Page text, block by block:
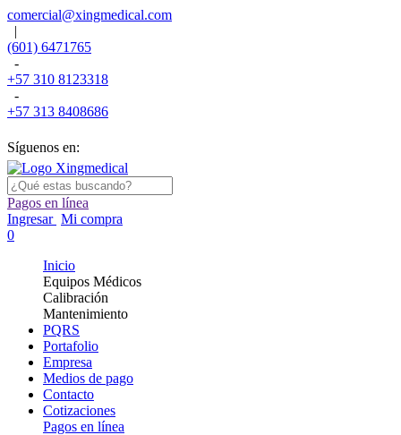
comercial@xingmedical.com
|
(601) 6471765
-
+57 310 8123318
-
+57 313 8408686
Síguenos en:
Pagos en línea
Ingresar Mi compra
0
Inicio
Equipos Médicos
Calibración
Mantenimiento
PQRS
Portafolio
Empresa
Medios de pago
Contacto
Cotizaciones
Pagos en línea